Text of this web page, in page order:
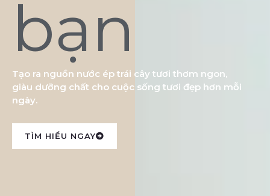
bạn
Tạo ra nguồn nước ép trái cây tươi thơm ngon,
giàu dưỡng chất cho cuộc sống tươi đẹp hơn mỗi
ngày.
TÌM HIỂU NGAY